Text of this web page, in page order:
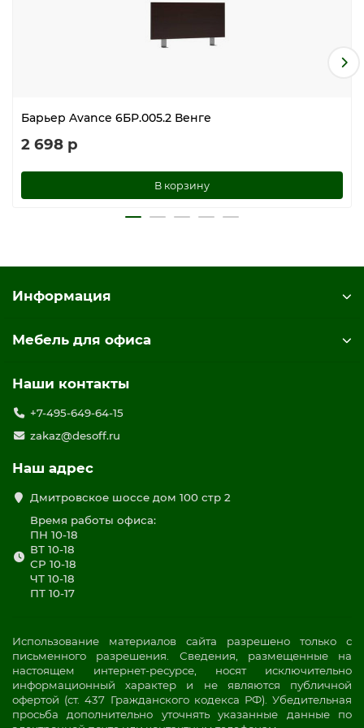
Барьер Avance 6БР.005.2 Венге
2 698 р
В корзину
Информация
Мебель для офиса
Наши контакты
+7-495-649-64-15
zakaz@desoff.ru
Наш адрес
Дмитровское шоссе дом 100 стр 2
Время работы офиса:
ПН 10-18
ВТ 10-18
СР 10-18
ЧТ 10-18
ПТ 10-17
Использование материалов сайта разрешено только с
письменного разрешения. Сведения, размещенные на
настоящем интернет-ресурсе, носят исключительно
информационный характер и не являются публичной
офертой (ст. 437 Гражданского кодекса РФ). Убедительная
просьба дополнительно уточнять указанные данные по